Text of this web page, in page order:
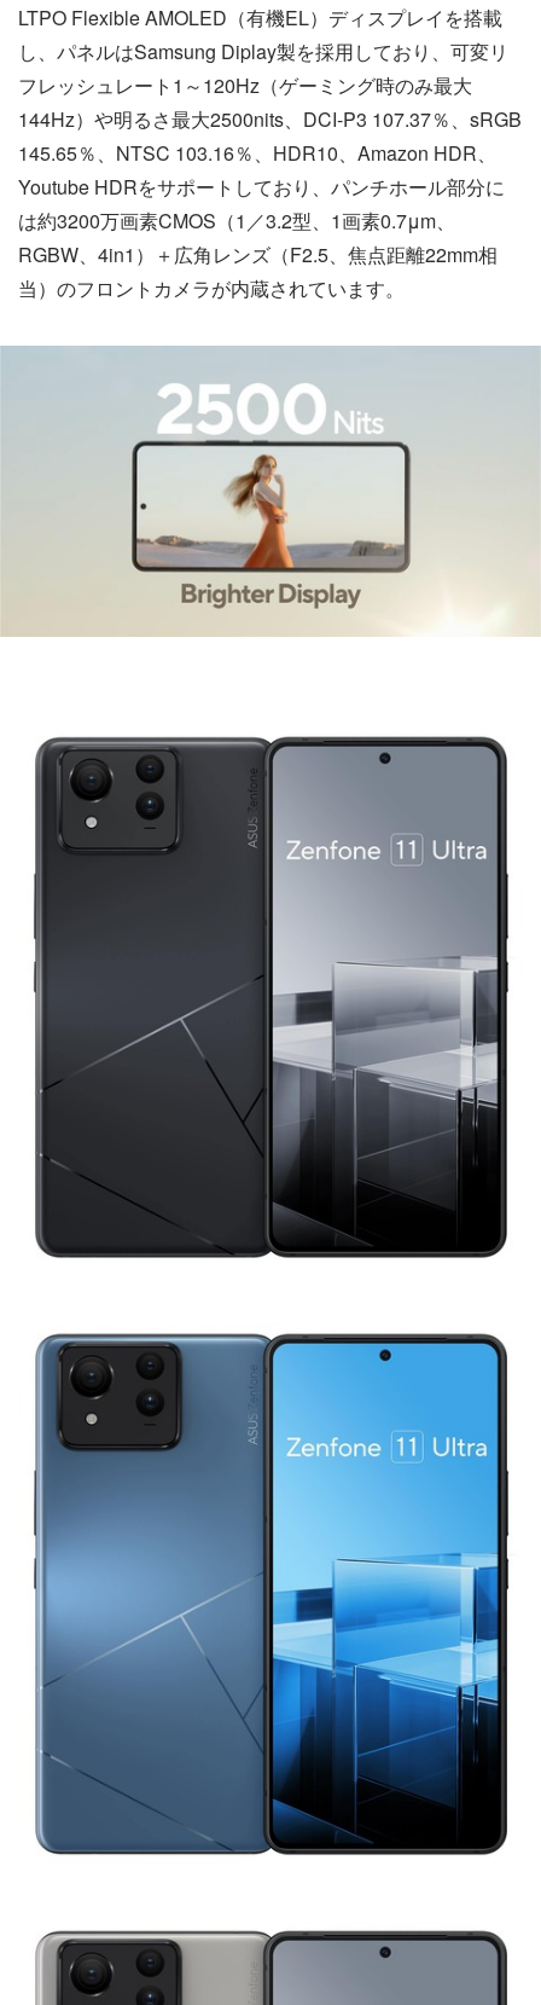
LTPO Flexible AMOLED（有機EL）ディスプレイを搭載
し、パネルはSamsung Diplay製を採用しており、可変リ
フレッシュレート1～120Hz（ゲーミング時のみ最大
144Hz）や明るさ最大2500nits、DCI-P3 107.37％、sRGB
145.65％、NTSC 103.16％、HDR10、Amazon HDR、
Youtube HDRをサポートしており、パンチホール部分に
は約3200万画素CMOS（1／3.2型、1画素0.7μm、
RGBW、4in1）＋広角レンズ（F2.5、焦点距離22mm相
当）のフロントカメラが内蔵されています。